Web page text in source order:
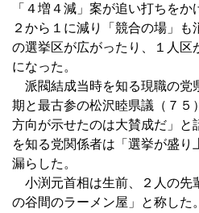
「４増４減」案が追い打ちを
２から１に減り「競合の場」
の選挙区が広がったり、１人区
になった。
派閥結成当時を知る現職の党
期と最古参の松沢睦県議（７５
方向が示せたのは大賛成だ」と
を知る党関係者は「選挙が盛り
漏らした。
小渕元首相は生前、２人の先
の谷間のラーメン屋」と称した